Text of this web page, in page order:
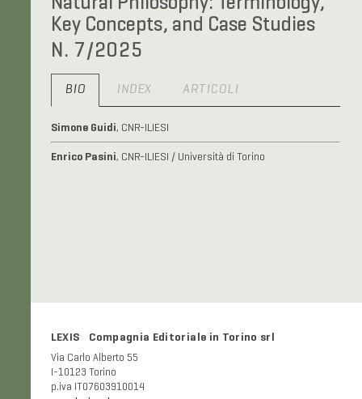
Key Concepts, and Case Studies
N. 7/2025
BIO INDEX ARTICOLI
Simone Guidi, CNR-ILIESI
Enrico Pasini, CNR-ILIESI / Università di Torino
LEXIS Compagnia Editoriale in Torino srl
Via Carlo Alberto 55
I-10123 Torino
p.iva IT07603910014